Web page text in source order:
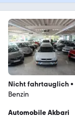
Nicht fahrtauglich•
Benzin
Automobile Akbari